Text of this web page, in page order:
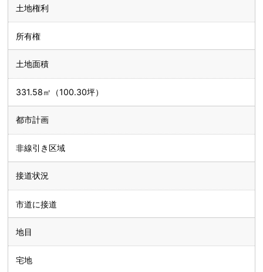
土地権利
所有権
土地面積
331.58㎡（100.30坪）
都市計画
非線引き区域
接道状況
市道に接道
地目
宅地